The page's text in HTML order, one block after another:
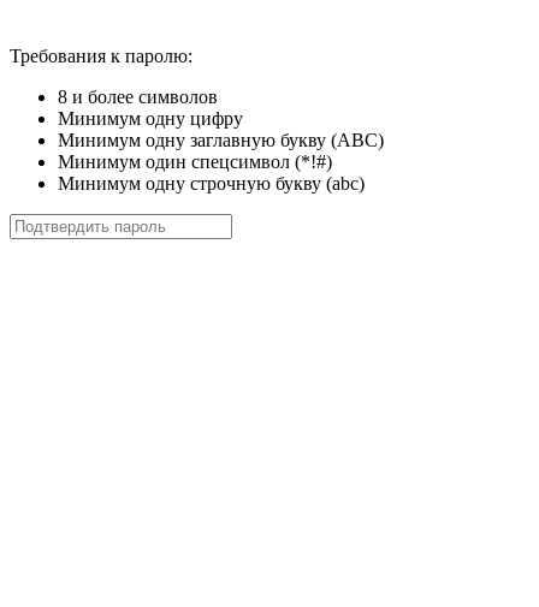
Требования к паролю:
8 и более символов
Минимум одну цифру
Минимум одну заглавную букву (ABC)
Минимум один спецсимвол (*!#)
Минимум одну строчную букву (abc)